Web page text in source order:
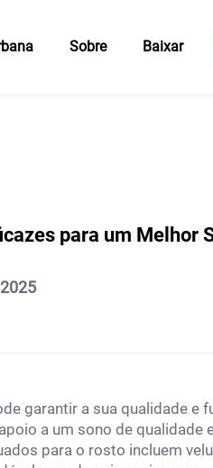
Sobre Baixar
para um Melhor
garantir a sua qualidade e
a um sono de qualidade
para o rosto incluem